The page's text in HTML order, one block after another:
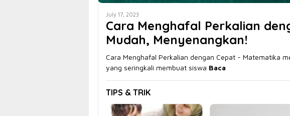
July 17, 2023
Cara Menghafal Perkalian
Mudah, Menyenangkan!
Cara Menghafal Perkalian dengan Cepat - Matematika
yang seringkali membuat siswa Baca
TIPS & TRIK